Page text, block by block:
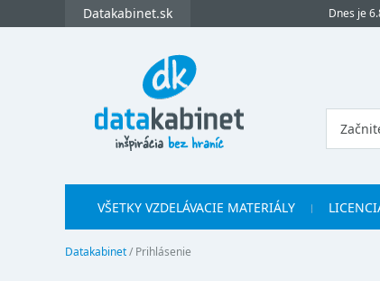
Datakabinet.sk Dnes je
VŠETKY VZDELÁVACIE MATERIÁLY
Datakabinet/ Prihlásenie